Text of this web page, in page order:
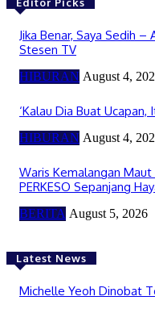
Jika Benar, Saya Sedih
Stesen TV
HIBURAN August 4,
‘Kalau Dia Buat Ucapan,
HIBURAN August 4,
Waris Kemalangan
PERKESO Sepanjang
BERITA August 5, 2026
Latest News
Michelle Yeoh Dinobat